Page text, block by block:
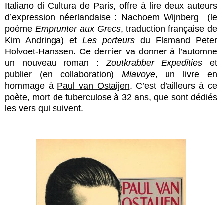
Italiano di Cultura de Paris, offre à lire deux auteurs
d’expression néerlandaise : Nachoem Wijnberg
(le
poème Emprunter aux Grecs, traduction française de
Kim Andringa) etLes porteurs du Flamand Peter
Holvoet-Hanssen. Ce dernier va donner à l’automne
un nouveau roman : Zoutkrabber Expedities et
publier (en collaboration) Miavoye, un livre en
hommage à Paul van Ostaijen. C’est d’ailleurs à ce
poète, mort de tuberculose à 32 ans, que sont dédiés
les vers qui suivent.